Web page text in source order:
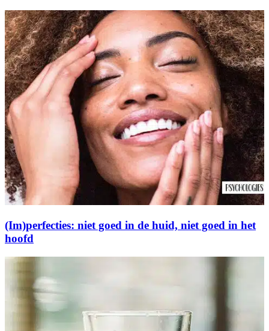
(Im)perfecties: niet goed in de huid, niet goed in het
hoofd